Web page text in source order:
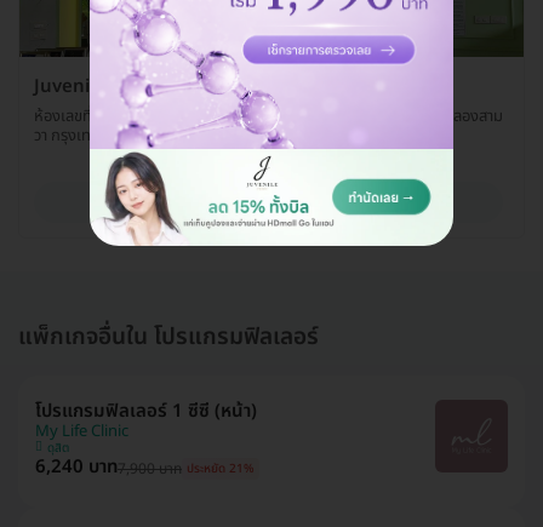
Juvenile Clinic สาขาคู้บอน
ห้องเลขที่ 203 ชั้น 2 JAS Green Village ถ. คู้บอน แขวงบางชัน เขตคลองสาม
วา กรุงเทพมหานคร 10510
ดูรายละเอียด
แพ็กเกจอื่นใน โปรแกรมฟิลเลอร์
โปรแกรมฟิลเลอร์ 1 ซีซี (หน้า)
My Life Clinic
ดุสิต
6,240 บาท7,900 บาท ประหยัด 21%